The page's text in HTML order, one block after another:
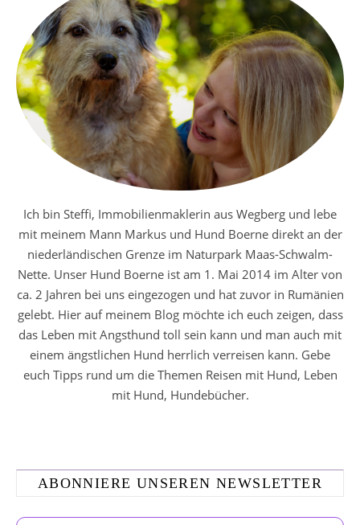
Ich bin Steffi, Immobilienmaklerin aus Wegberg und lebe
mit meinem Mann Markus und Hund Boerne direkt an der
niederländischen Grenze im Naturpark Maas-Schwalm-
Nette. Unser Hund Boerne ist am 1. Mai 2014 im Alter von
ca. 2 Jahren bei uns eingezogen und hat zuvor in Rumänien
gelebt. Hier auf meinem Blog möchte ich euch zeigen, dass
das Leben mit Angsthund toll sein kann und man auch mit
einem ängstlichen Hund herrlich verreisen kann. Gebe
euch Tipps rund um die Themen Reisen mit Hund, Leben
mit Hund, Hundebücher.
ABONNIERE UNSEREN NEWSLETTER